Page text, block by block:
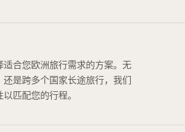
合您欧洲旅行需求的方案。无
是跨多个国家长途旅行，我们
匹配您的行程。